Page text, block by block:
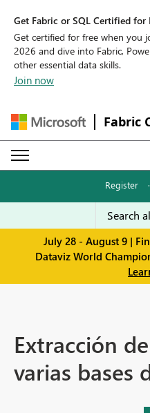
Get Fabric or SQL Certified for
Get certified for free when you
2026 and dive into Fabric,
other essential data skills.
Join now
Fabric
Register ·
July 28 - August 9 |
Dataviz World
Extracción
varias bases